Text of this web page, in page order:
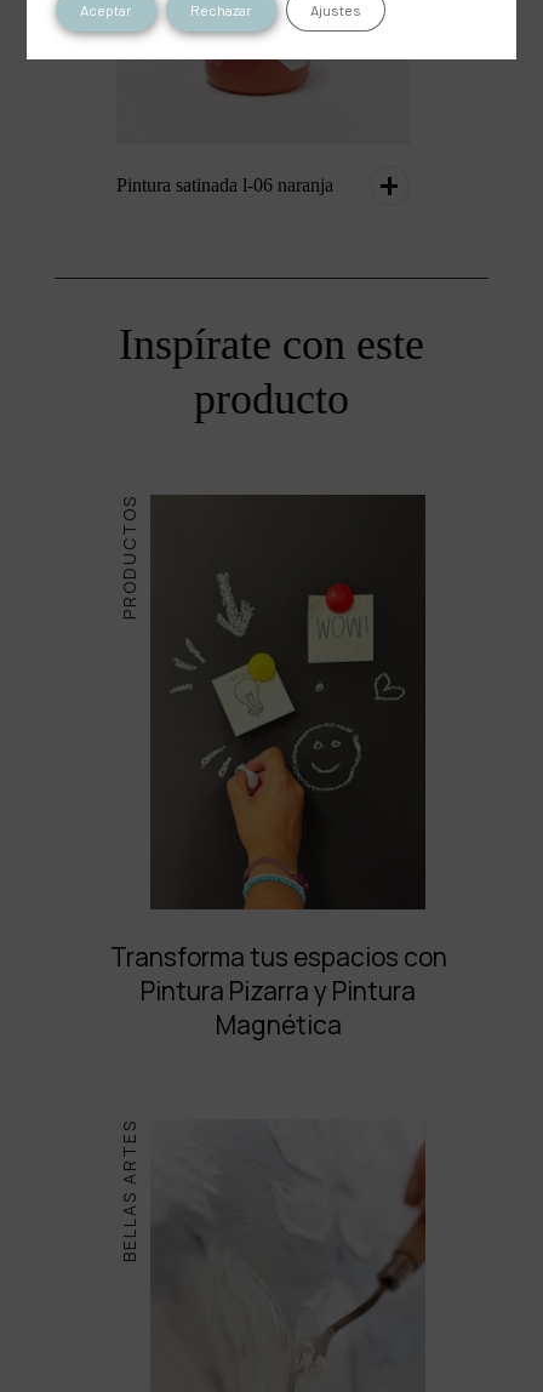
Pintura satinada l-06 naranja
Inspírate con este
producto
PRODUCTOS
Transforma tus espacios con
Pintura Pizarra y Pintura
Magnética
BELLAS ARTES
Aceptar Rechazar Ajustes